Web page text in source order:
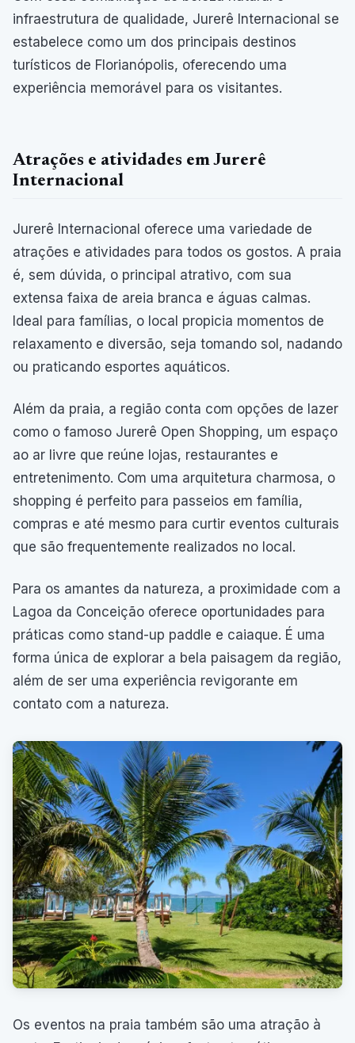
infraestrutura de qualidade, Jurerê Internacional se
estabelece como um dos principais destinos
turísticos de Florianópolis, oferecendo uma
experiência memorável para os visitantes.
Atrações e atividades em Jurerê
Internacional
Jurerê Internacional oferece uma variedade de
atrações e atividades para todos os gostos. A praia
é, sem dúvida, o principal atrativo, com sua
extensa faixa de areia branca e águas calmas.
Ideal para famílias, o local propicia momentos de
relaxamento e diversão, seja tomando sol, nadando
ou praticando esportes aquáticos.
Além da praia, a região conta com opções de lazer
como o famoso Jurerê Open Shopping, um espaço
ao ar livre que reúne lojas, restaurantes e
entretenimento. Com uma arquitetura charmosa, o
shopping é perfeito para passeios em família,
compras e até mesmo para curtir eventos culturais
que são frequentemente realizados no local.
Para os amantes da natureza, a proximidade com a
Lagoa da Conceição oferece oportunidades para
práticas como stand-up paddle e caiaque. É uma
forma única de explorar a bela paisagem da região,
além de ser uma experiência revigorante em
contato com a natureza.
Os eventos na praia também são uma atração à